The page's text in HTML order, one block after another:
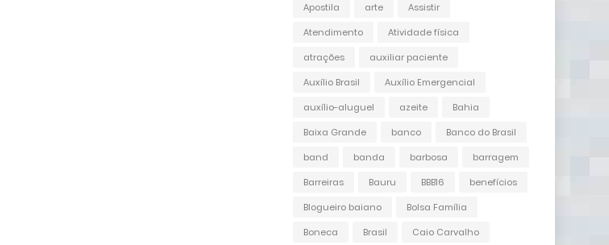
Apostila
arte
Assistir
Atendimento
Atividade física
atrações
auxiliar paciente
Auxílio Brasil
Auxílio Emergencial
auxílio-aluguel
azeite
Bahia
Baixa Grande
banco
Banco do Brasil
band
banda barbosa
barragem
Barreiras
Bauru BBB16
benefícios
Blogueiro baiano
Bolsa Família
Boneca
Brasil
Caio Carvalho